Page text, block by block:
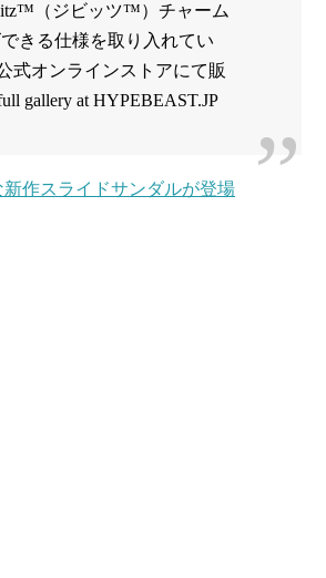
（ジビッツ™️）チャーム
きる仕様を取り入れてい
式オンラインストアにて販
gallery at HYPEBEAST.JP
作スライドサンダルが登場